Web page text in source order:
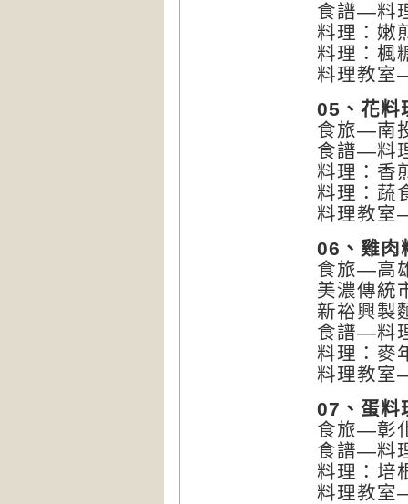
食譜—料
料理：嫩
料理：楓
料理教室
05、花料
食旅—南
食譜—料
料理：香
料理：蔬
料理教室
06、雞肉
食旅—高
美濃傳統
新裕興製
食譜—料
料理：麥
料理教室
07、蛋料
食旅—彰
食譜—料
料理：培
料理教室